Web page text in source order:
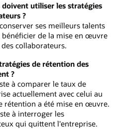
utiliser les stratégies
?
ses meilleurs talents
de la mise en œuvre
collaborateurs.
de rétention des
?
à comparer le taux de
actuellement avec celui au
rétention a été mise en œuvre.
à interroger les
qui quittent l'entreprise.